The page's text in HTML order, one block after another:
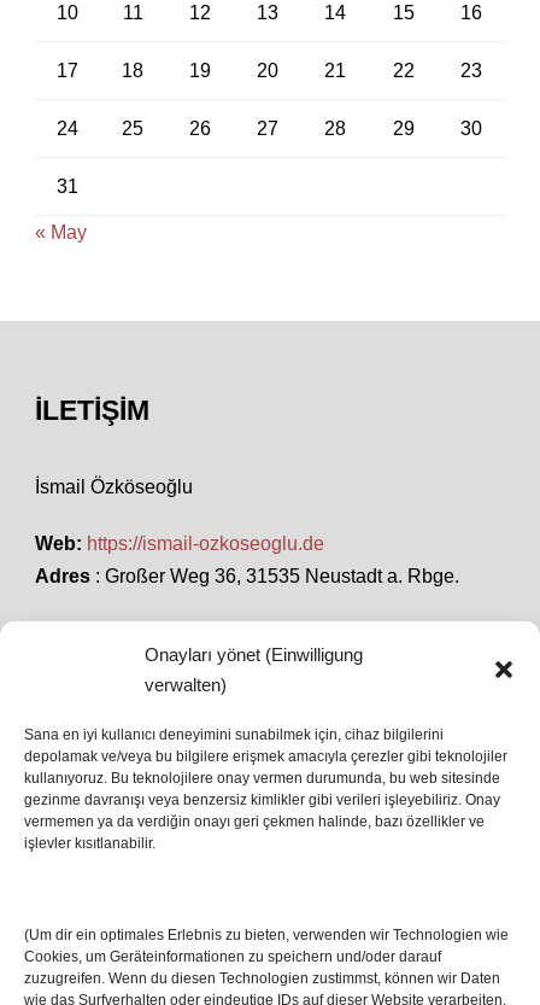
Onayları yönet (Einwilligung
verwalten)
Sana en iyi kullanıcı deneyimini sunabilmek için, cihaz bilgilerini
depolamak ve/veya bu bilgilere erişmek amacıyla çerezler gibi teknolojiler
kullanıyoruz. Bu teknolojilere onay vermen durumunda, bu web sitesinde
gezinme davranışı veya benzersiz kimlikler gibi verileri işleyebiliriz. Onay
vermemen ya da verdiğin onayı geri çekmen halinde, bazı özellikler ve
işlevler kısıtlanabilir.
(Um dir ein optimales Erlebnis zu bieten, verwenden wir Technologien wie
Cookies, um Geräteinformationen zu speichern und/oder darauf
zuzugreifen. Wenn du diesen Technologien zustimmst, können wir Daten
wie das Surfverhalten oder eindeutige IDs auf dieser Website verarbeiten.
10 11 12 13 14 15 16
17 18 19 20 21 22 23
24 25 26 27 28 29 30
31
« May
İLETIŞIM
İsmail Özköseoğlu
Web: https://ismail-ozkoseoglu.de
Adres : Großer Weg 36, 31535 Neustadt a. Rbge.
SON HABERLER
İstanbul’da Avrupa Ligi Finali: Freiburg ve Aston
Villa Boğaz’da Tarih Yazmaya Hazırlanıyor
08 May 2026
17 Nis 2026